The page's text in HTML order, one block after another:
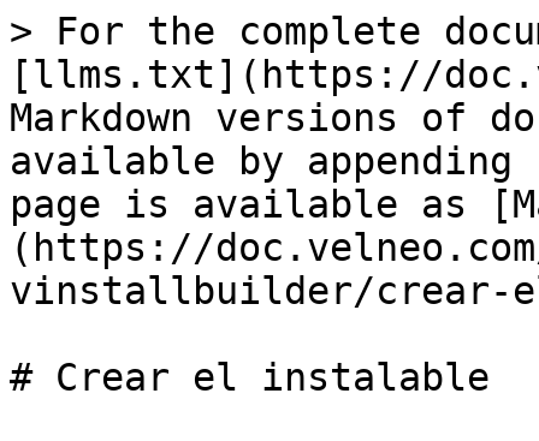
> For the complete
[llms.txt](https://
Markdown versions of
available by
page is available as
(https://
vinstallbuilder/crear-
# Crear el instalable